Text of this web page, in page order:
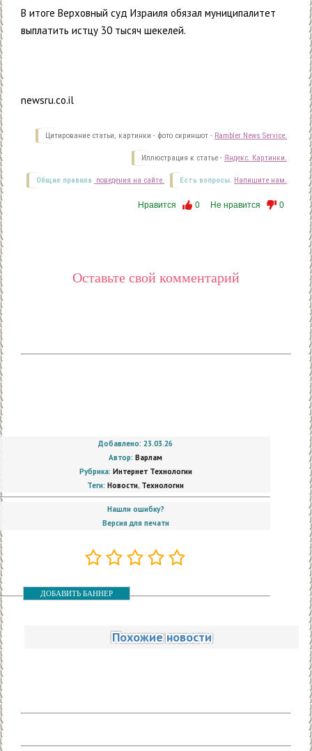
Добавлено: 23.03.26
Автор: Варлам
Рубрика: Интернет Технологии
Теги: Новости, Технологии
Нашли ошибку?
Версия для печати
ДОБАВИТЬ БАННЕР
В итоге Верховный суд Израиля обязал муниципалитет
выплатить истцу 30 тысяч шекелей.
newsru.co.il
Цитирование статьи, картинки - фото скриншот - Rambler News Service.
Иллюстрация к статье - Яндекс. Картинки.
Есть вопросы. Напишите нам.
Общие правила поведения на сайте.
Нравится 0 Не нравится 0
Оставьте свой комментарий
Похожие новости